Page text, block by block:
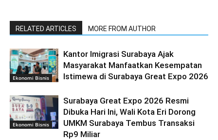
RELATED ARTICLES MORE FROM AUTHOR
Ekonomi Bisnis
Kantor Imigrasi Surabaya Ajak
Masyarakat Manfaatkan Kesempatan
Istimewa di Surabaya Great Expo 2026
Ekonomi Bisnis
Surabaya Great Expo 2026 Resmi
Dibuka Hari Ini, Wali Kota Eri Dorong
UMKM Surabaya Tembus Transaksi
Rp9 Miliar